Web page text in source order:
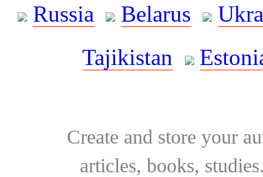
Russia
Belarus
Tajikistan
Create and store your
articles, books,